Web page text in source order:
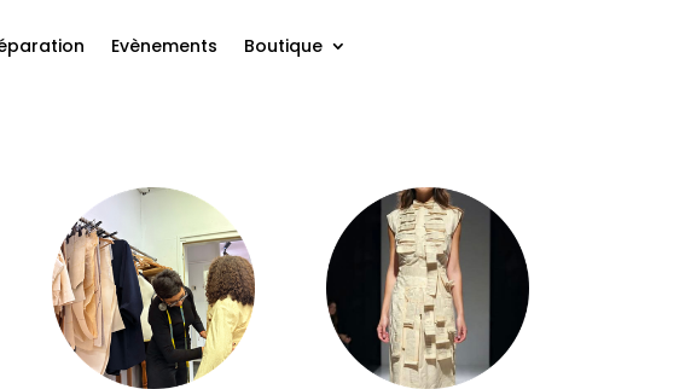
Evènements Boutique